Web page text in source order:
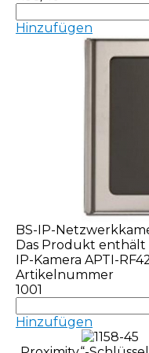
Hinzufügen
BS-IP-
Das Produkt enthält
IP-Kamera APTI-
Artikelnummer
1001
Hinzufügen